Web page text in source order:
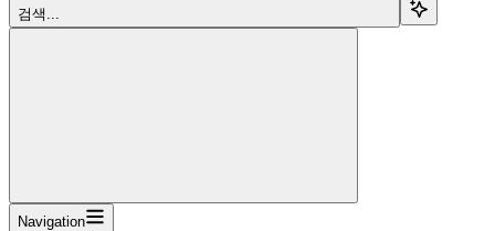
검색...
Navigation